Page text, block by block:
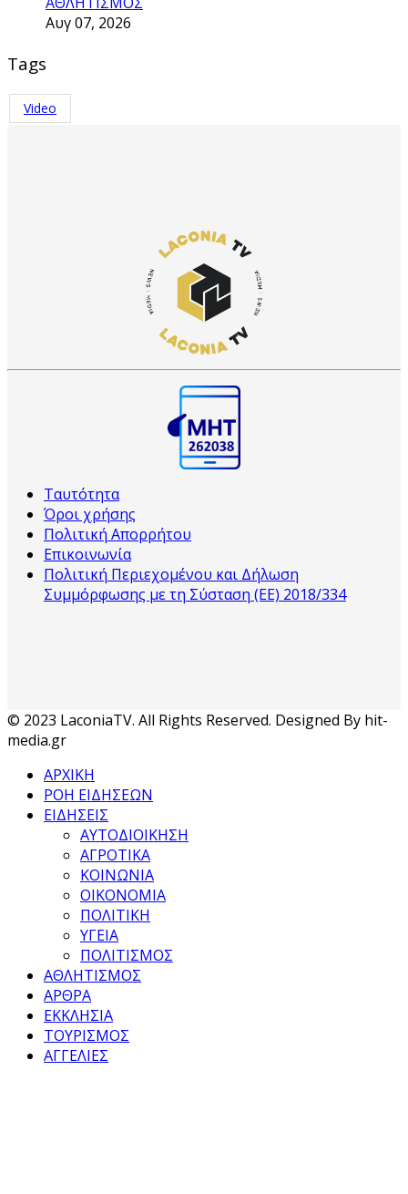
Αυγ 07, 2026
Tags
Video
Ταυτότητα
Όροι χρήσης
Πολιτική Απορρήτου
Επικοινωνία
Πολιτική Περιεχομένου και Δήλωση
Συμμόρφωσης με τη Σύσταση (ΕΕ) 2018/334
© 2023 LaconiaTV. All Rights Reserved. Designed By hit-
media.gr
ΑΡΧΙΚΗ
ΡΟΗ ΕΙΔΗΣΕΩΝ
ΕΙΔΗΣΕΙΣ
ΑΥΤΟΔΙΟΙΚΗΣΗ
ΑΓΡΟΤΙΚΑ
ΚΟΙΝΩΝΙΑ
ΟΙΚΟΝΟΜΙΑ
ΠΟΛΙΤΙΚΗ
ΥΓΕΙΑ
ΠΟΛΙΤΙΣΜΟΣ
ΑΘΛΗΤΙΣΜΟΣ
ΑΡΘΡΑ
ΕΚΚΛΗΣΙΑ
ΤΟΥΡΙΣΜΟΣ
ΑΓΓΕΛΙΕΣ